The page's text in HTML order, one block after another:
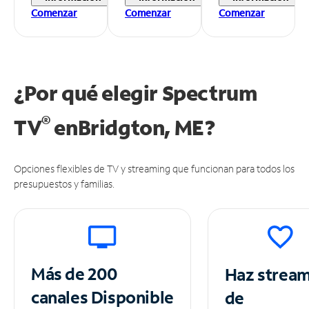
Comenzar
Comenzar
Comenzar
¿Por qué elegir Spectrum
TV®enBridgton, ME?
Opciones flexibles de TV y streaming que funcionan para todos los
presupuestos y familias.
Más de 200
canalesDisponible
Haz
de